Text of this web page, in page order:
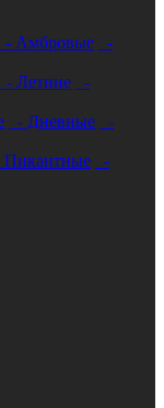
- Амбровые
-
- Летние
-
- Дневные
-
Пикантные
-